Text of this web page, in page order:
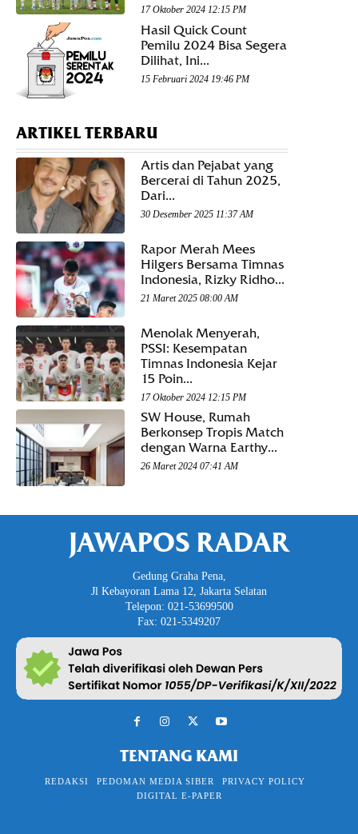
17 Oktober 2024 12:15 PM
Hasil Quick Count
Pemilu 2024 Bisa Segera
Dilihat, Ini...
15 Februari 2024 19:46 PM
ARTIKEL TERBARU
Artis dan Pejabat yang
Bercerai di Tahun 2025,
Dari...
30 Desember 2025 11:37 AM
Rapor Merah Mees
Hilgers Bersama Timnas
Indonesia, Rizky Ridho...
21 Maret 2025 08:00 AM
Menolak Menyerah,
PSSI: Kesempatan
Timnas Indonesia Kejar
15 Poin...
17 Oktober 2024 12:15 PM
SW House, Rumah
Berkonsep Tropis Match
dengan Warna Earthy...
26 Maret 2024 07:41 AM
JAWAPOS RADAR
Gedung Graha Pena,
Jl Kebayoran Lama 12, Jakarta Selatan
Telepon: 021-53699500
Fax: 021-5349207
TENTANG KAMI
REDAKSI PEDOMAN MEDIA SIBER
PRIVACY POLICY
DIGITAL E-PAPER